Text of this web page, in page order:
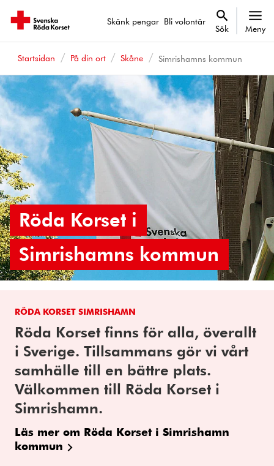
Skänk pengar Bli volontär
Sök Meny
Startsidan På din ort Skåne Simrishamns kommun
Röda Korset i
Simrishamns kommun
RÖDA KORSET SIMRISHAMN
Röda Korset finns för alla, överallt
i Sverige. Tillsammans gör vi vårt
samhälle till en bättre plats.
Välkommen till Röda Korset i
Simrishamn.
Läs mer om Röda Korset i Simrishamn
kommun